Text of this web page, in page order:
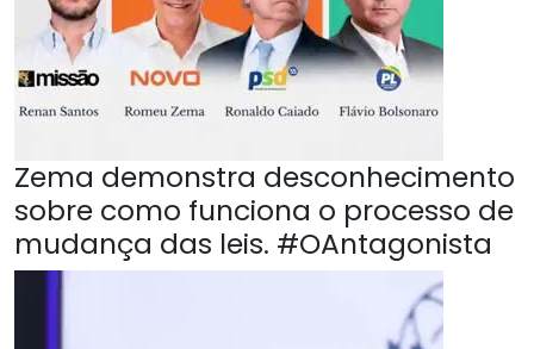
Zema demonstra desconhecimento
sobre como funciona o processo de
mudança das leis. #OAntagonista